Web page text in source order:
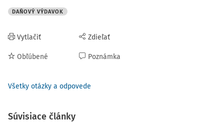
DAŇOVÝ VÝDAVOK
Vytlačiť
Obľúbené
Zdieľať
Poznámka
Všetky otázky a odpovede
Súvisiace články